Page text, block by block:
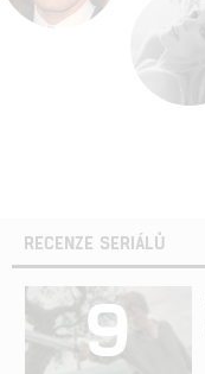
RECENZE SERIÁLŮ
9